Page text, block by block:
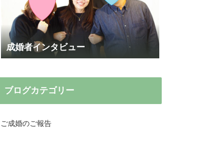
成婚者インタビュー
ブログカテゴリー
ご成婚のご報告